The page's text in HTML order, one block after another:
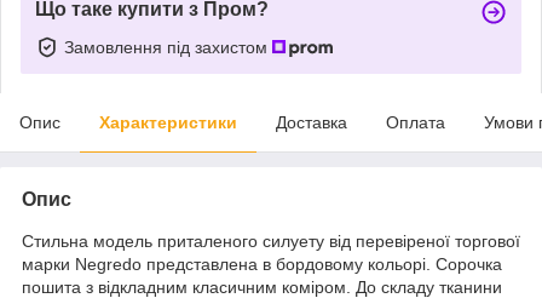
Що таке купити з Пром?
Замовлення під захистом
Опис Характеристики Доставка Оплата Умови
Опис
Стильна модель приталеного силуету від перевіреної торгової
марки Negredo представлена в бордовому кольорі. Сорочка
пошита з відкладним класичним коміром. До складу тканини